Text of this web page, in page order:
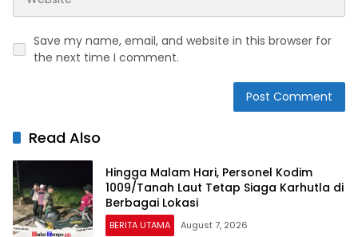
Save my name, email, and website in this browser for
the next time I comment.
Read Also
Hingga Malam Hari, Personel Kodim
1009/Tanah Laut Tetap Siaga Karhutla di
Berbagai Lokasi
BERITA UTAMA August 7, 2026